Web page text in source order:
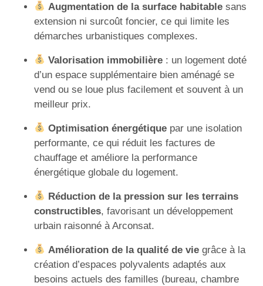
Augmentation de la surface habitable sans
extension ni surcoût foncier, ce qui limite les
démarches urbanistiques complexes.
Valorisation immobilière : un logement doté
d’un espace supplémentaire bien aménagé se
vend ou se loue plus facilement et souvent à un
meilleur prix.
Optimisation énergétique par une isolation
performante, ce qui réduit les factures de
chauffage et améliore la performance
énergétique globale du logement.
Réduction de la pression sur les terrains
constructibles, favorisant un développement
urbain raisonné à Arconsat.
Amélioration de la qualité de vie grâce à la
création d’espaces polyvalents adaptés aux
besoins actuels des familles (bureau, chambre